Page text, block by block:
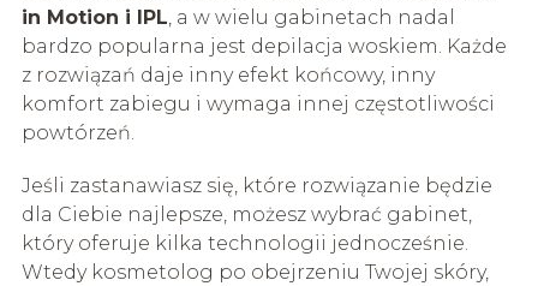
in Motion i IPL, a w wielu gabinetach nadal
bardzo popularna jest depilacja woskiem. Każde
z rozwiązań daje inny efekt końcowy, inny
komfort zabiegu i wymaga innej częstotliwości
powtórzeń.
Jeśli zastanawiasz się, które rozwiązanie będzie
dla Ciebie najlepsze, możesz wybrać gabinet,
który oferuje kilka technologii jednocześnie.
Wtedy kosmetolog po obejrzeniu Twojej skóry,